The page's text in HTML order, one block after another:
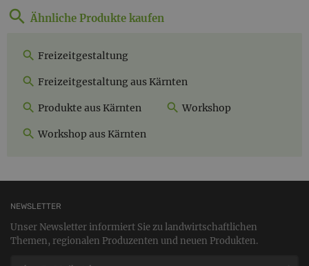
Ähnliche Produkte kaufen
Freizeitgestaltung
Freizeitgestaltung aus Kärnten
Produkte aus Kärnten Workshop
Workshop aus Kärnten
NEWSLETTER
Unser Newsletter informiert Sie zu landwirtschaftlichen
Themen, regionalen Produzenten und neuen Produkten.